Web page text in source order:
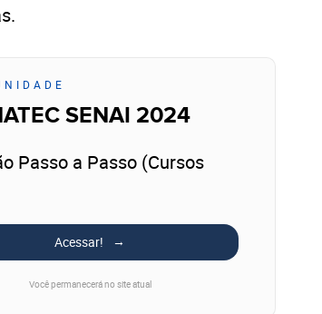
SENAI 2024
Passo a Passo (Cursos
Acessar!
Você permanecerá no site atual